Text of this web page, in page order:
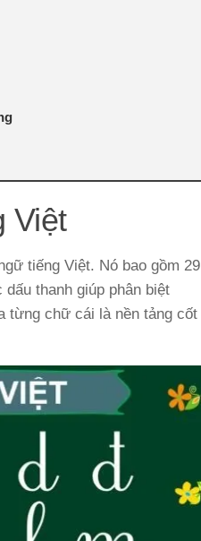
Việt
tiếng Việt. Nó bao gồm 29
thanh giúp phân biệt
từng chữ cái là nền tảng cốt